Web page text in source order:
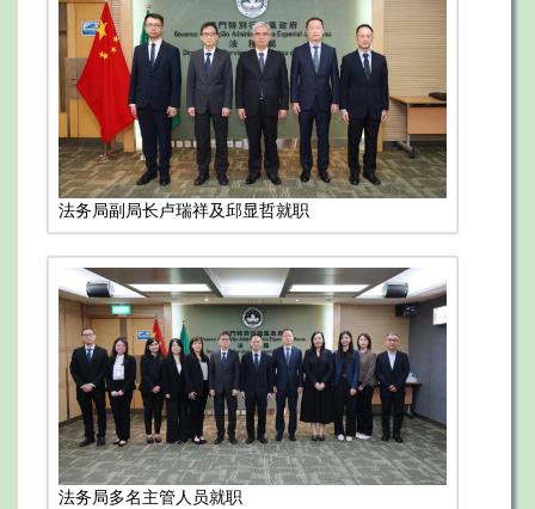
法务局副局长卢瑞祥及邱显哲就职
法务局多名主管人员就职